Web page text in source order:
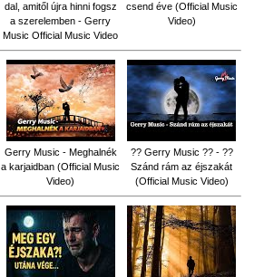
dal, amitől újra hinni fogsz
a szerelemben - Gerry
Music Official Music Video
csend éve (Official Music
Video)
Gerry Music - Meghalnék
a karjaidban (Official Music
Video)
?? Gerry Music ?? - ??
Szánd rám az éjszakát
(Official Music Video)